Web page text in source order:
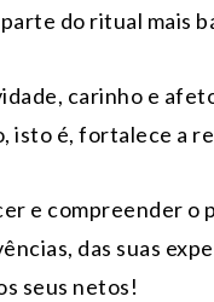
do ritual mais
carinho e
isto é, fortalece a
e compreender o
das suas
seus netos!